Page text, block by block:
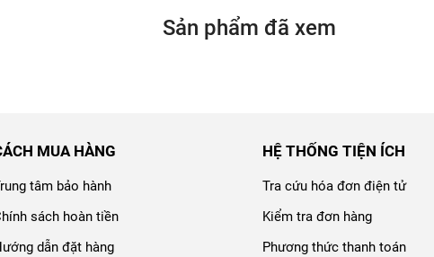
Sản phẩm đã xem
MUA HÀNG
tâm bảo hành
sách hoàn tiền
dẫn đặt hàng
HỆ THỐNG TIỆN ÍCH
Tra cứu hóa đơn điện tử
Kiểm tra đơn hàng
Phương thức thanh toán